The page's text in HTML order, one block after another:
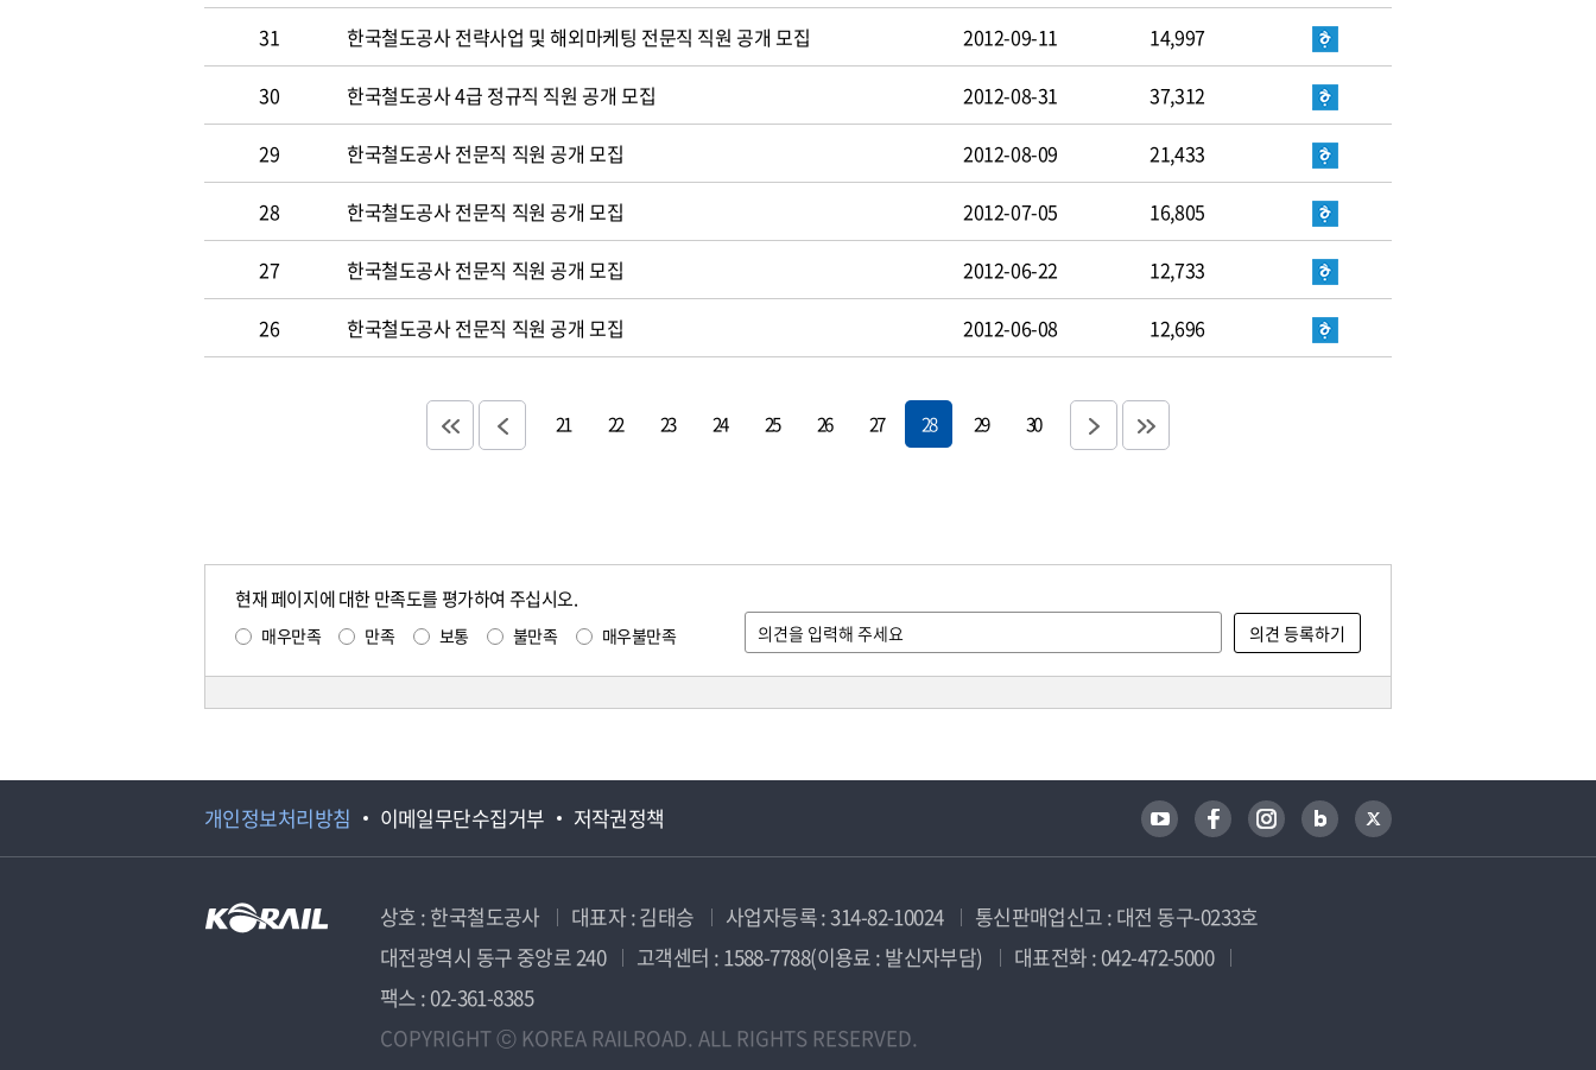
31 한국철도공사 전략사업 및 해외마케팅 전문직 직원 공개 모집 2012-09-11 14,997
30 한국철도공사 4급 정규직 직원 공개 모집 2012-08-31 37,312
29 한국철도공사 전문직 직원 공개 모집 2012-08-09 21,433
28 한국철도공사 전문직 직원 공개 모집 2012-07-05 16,805
27 한국철도공사 전문직 직원 공개 모집 2012-06-22 12,733
26 한국철도공사 전문직 직원 공개 모집 2012-06-08 12,696
21 22 23 24 25 26 27 28 29 30
현재 페이지에 대한 만족도를 평가하여 주십시오.
매우만족 만족 보통 불만족 매우불만족
개인정보처리방침 이메일무단수집거부 저작권정책
상호 : 한국철도공사 대표자 : 김태승 사업자등록 : 314-82-10024
통신판매업신고 : 대전 동구-0233호
대전광역시 동구 중앙로 240
고객센터 : 1588-7788(이용료 : 발신자부담)
대표전화 : 042-472-5000
팩스 : 02-361-8385
COPYRIGHT ⓒ KOREA RAILROAD. ALL RIGHTS RESERVED.